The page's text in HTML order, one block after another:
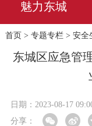
魅力东城
首页 > 专题专栏> 安全
东城区应急管
日期：2023-08-17
分享：